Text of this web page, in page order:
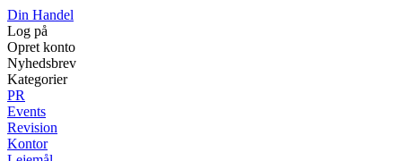
Din Handel
Log på
Opret konto
Nyhedsbrev
Kategorier
PR
Events
Revision
Kontor